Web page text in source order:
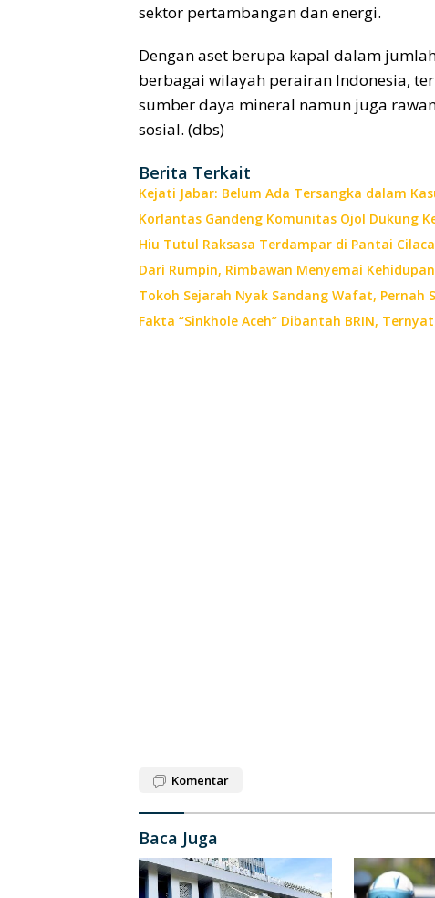
sektor pertambangan dan energi.
Dengan aset berupa kapal dalam
berbagai wilayah perairan Indonesia,
sumber daya mineral namun juga
sosial. (dbs)
Berita Terkait
Kejati Jabar: Belum Ada Tersangka dalam
Korlantas Gandeng Komunitas Ojol Dukung
Hiu Tutul Raksasa Terdampar di Pantai
Dari Rumpin, Rimbawan Menyemai
Tokoh Sejarah Nyak Sandang Wafat, Pernah
Fakta “Sinkhole Aceh” Dibantah BRIN,
Komentar
Baca Juga